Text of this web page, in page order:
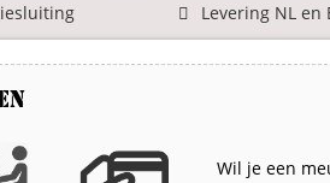
Levering NL en
Wil je een